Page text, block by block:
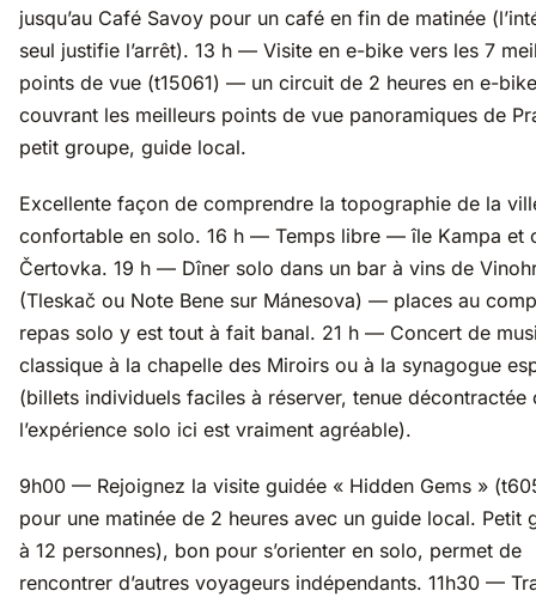
jusqu’au Café Savoy pour un café en fin de matinée
seul justifie l’arrêt). 13 h — Visite en e-bike vers les 7
points de vue (t15061) — un circuit de 2 heures en e-bike
couvrant les meilleurs points de vue panoramiques de
petit groupe, guide local.
Excellente façon de comprendre la topographie de la
confortable en solo. 16 h — Temps libre — île Kampa et
Čertovka. 19 h — Dîner solo dans un bar à vins de
(Tleskač ou Note Bene sur Mánesova) — places au
repas solo y est tout à fait banal. 21 h — Concert de
classique à la chapelle des Miroirs ou à la synagogue
(billets individuels faciles à réserver, tenue décontractée
l’expérience solo ici est vraiment agréable).
9h00 — Rejoignez la visite guidée « Hidden Gems »
pour une matinée de 2 heures avec un guide local. Petit
à 12 personnes), bon pour s’orienter en solo, permet de
rencontrer d’autres voyageurs indépendants. 11h30 —